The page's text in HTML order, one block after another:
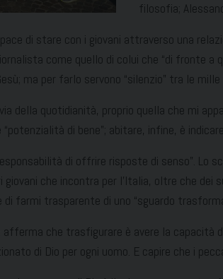
filosofia;
di stare con i giovani attraverso una
come quello di colui che “di fronte
ma per farlo servono “silenzio” tra le
della quotidianità, proprio quella che mi
di bene”; abitare, infine, è
di offrire risposte di senso”. Lo
che incontra per l’Italia, oltre che dei
di farmi trasparente di uno “sguardo
che trasfigurare è avere la
di Dio per ogni uomo. E capire che i